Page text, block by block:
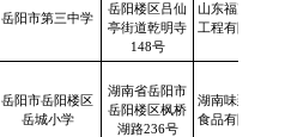
岳阳市第三中学
岳阳楼区吕仙
亭街道乾明寺
148号
山东福宽生物
工程有限公司
岳阳市岳阳楼区
岳城小学
湖南省岳阳市
岳阳楼区枫桥
湖路236号
湖南味到舌足
食品有限公司